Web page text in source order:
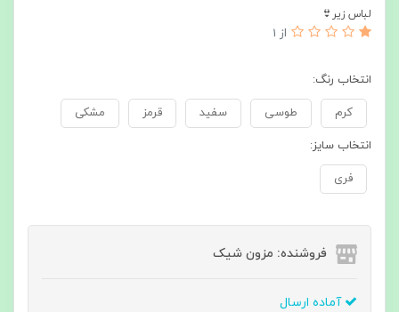
لباس زیر👙
از 1
انتخاب رنگ:
کرم طوسی سفید قرمز مشکی
انتخاب سایز:
فری
فروشنده: مزون شیک
آماده ارسال